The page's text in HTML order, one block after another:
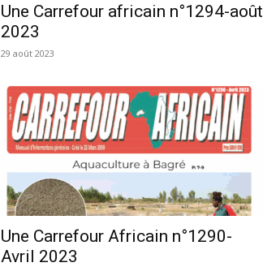
Une Carrefour africain n°1294-août
2023
29 août 2023
Une Carrefour Africain n°1290-
Avril 2023